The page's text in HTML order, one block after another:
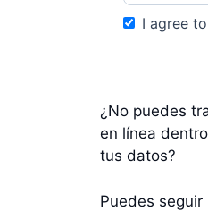
I agree
¿No puedes
en línea
tus datos?
Puedes